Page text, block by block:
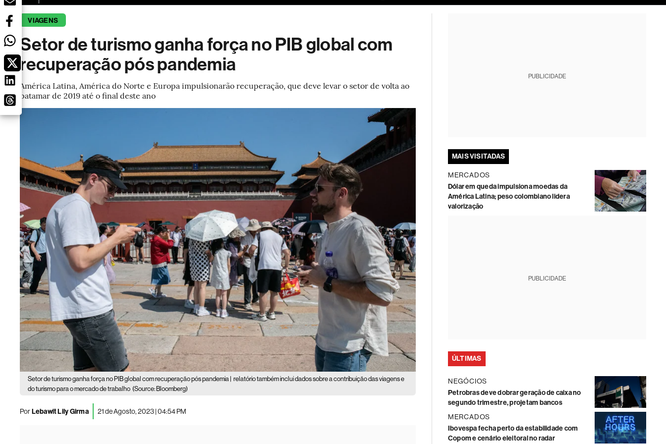
VIAGENS
Setor de turismo ganha força no PIB global com
recuperação pós pandemia
América Latina, América do Norte e Europa impulsionarão recuperação, que deve levar o setor de volta ao
patamar de 2019 até o final deste ano
Setor de turismo ganha força no PIB global com recuperação pós pandemia |
relatório também inclui dados sobre a contribuição das viagens e
do turismo para o mercado de trabalho (Source: Bloomberg)
PorLebawit Lily Girma 21 de Agosto, 2023 | 04:54 PM
PUBLICIDADE
MAIS VISITADAS
MERCADOS
Dólar em queda impulsiona moedas da
América Latina; peso colombiano lidera
valorização
PUBLICIDADE
ÚLTIMAS
NEGÓCIOS
Petrobras deve dobrar geração de caixa no
segundo trimestre, projetam bancos
MERCADOS
Ibovespa fecha perto da estabilidade com
Copom e cenário eleitoral no radar